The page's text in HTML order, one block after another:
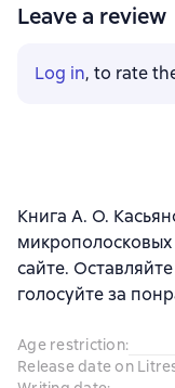
Leave a review
Log in, to rate
Книга А. О.
сайте.
голосуйте за
Age restriction:
Release date on